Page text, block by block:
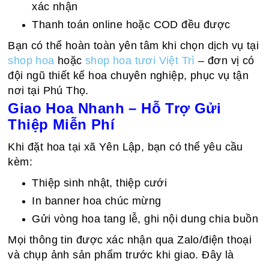
xác nhận
Thanh toán online hoặc COD đều được
Bạn có thể hoàn toàn yên tâm khi chọn dịch vụ tại
shop hoa hoặcshop hoa tươi Việt Trì – đơn vị có
đội ngũ thiết kế hoa chuyên nghiệp, phục vụ tận
nơi tại Phú Thọ.
Giao Hoa Nhanh – Hỗ Trợ Gửi
Thiệp Miễn Phí
Khi đặt hoa tại xã Yên Lập, bạn có thể yêu cầu
kèm:
Thiệp sinh nhật, thiệp cưới
In banner hoa chúc mừng
Gửi vòng hoa tang lễ, ghi nội dung chia buồn
Mọi thông tin được xác nhận qua Zalo/điện thoại
và chụp ảnh sản phẩm trước khi giao. Đây là